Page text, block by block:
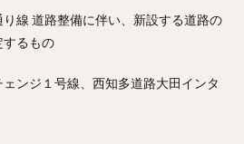
線 道路整備に伴い、新設する道路の
するもの
ンジ１号線、西知多道路大田インタ